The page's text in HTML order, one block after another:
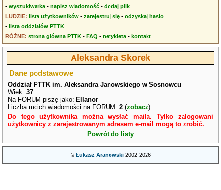
•wyszukiwarka •napisz wiadomość •dodaj plik
LUDZIE: lista użytkowników •zarejestruj się •odzyskaj hasło
•lista oddziałów PTTK
RÓŻNE: strona główna PTTK •FAQ •netykieta •kontakt
Aleksandra Skorek
Dane podstawowe
Oddział PTTK im. Aleksandra Janowskiego w Sosnowcu
Wiek:37
Na FORUM piszę jako: Ellanor
Liczba moich wiadomości na FORUM:2 (zobacz)
Do tego użytkownika można wysłać maila. Tylko zalogowani
użytkownicy z zarejestrowanym adresem e-mail mogą to zrobić.
Powrót do listy
© Łukasz Aranowski2002-2026